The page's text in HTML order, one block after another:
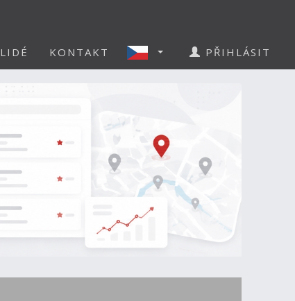
LIDÉ KONTAKT PŘIHLÁSIT